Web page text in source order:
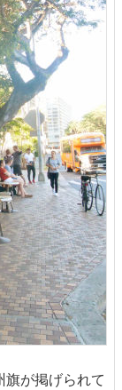
旗が掲げられて